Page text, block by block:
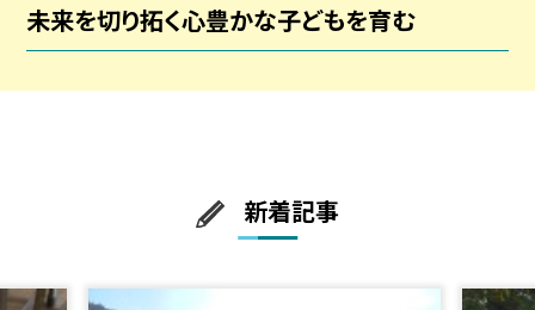
未来を切り拓く心豊かな子どもを育む
新着記事